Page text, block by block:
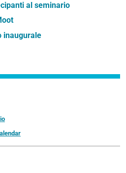
al seminario
inaugurale